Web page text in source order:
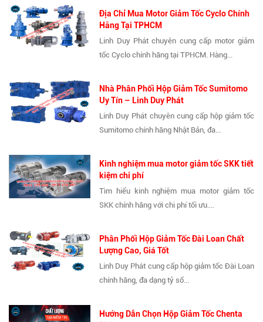
Địa Chỉ Mua Motor Giảm Tốc Cyclo Chính
Hãng Tại TPHCM
Linh Duy Phát chuyên cung cấp motor giảm
tốc Cyclo chính hãng tại TPHCM. Hàng...
Nhà Phân Phối Hộp Giảm Tốc Sumitomo
Uy Tín – Linh Duy Phát
Linh Duy Phát chuyên cung cấp hộp giảm tốc
Sumitomo chính hãng Nhật Bản, đa...
Kinh nghiệm mua motor giảm tốc SKK tiết
kiệm chi phí
Tìm hiểu kinh nghiệm mua motor giảm tốc
SKK chính hãng với chi phí tối ưu....
Phân Phối Hộp Giảm Tốc Đài Loan Chất
Lượng Cao, Giá Tốt
Linh Duy Phát cung cấp hộp giảm tốc Đài Loan
chính hãng, đa dạng tỷ số...
Hướng Dẫn Chọn Hộp Giảm Tốc Chenta